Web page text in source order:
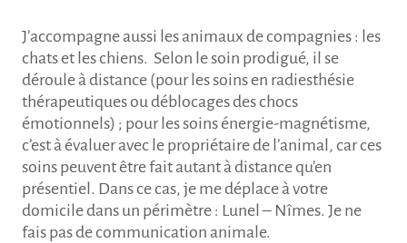
J’accompagne aussi les animaux de compagnies : les
chats et les chiens. Selon le soin prodigué, il se
déroule à distance (pour les soins en radiesthésie
thérapeutiques ou déblocages des chocs
émotionnels) ; pour les soins énergie-magnétisme,
c’est à évaluer avec le propriétaire de l’animal, car ces
soins peuvent être fait autant à distance qu’en
présentiel. Dans ce cas, je me déplace à votre
domicile dans un périmètre : Lunel – Nîmes. Je ne
fais pas de communication animale.